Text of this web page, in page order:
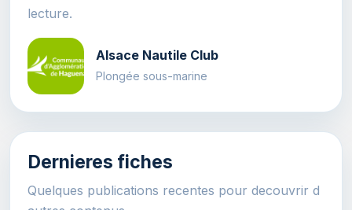
lecture.
Alsace Nautile Club
Plongée sous-marine
Dernieres fiches
Quelques publications recentes pour decouvrir d